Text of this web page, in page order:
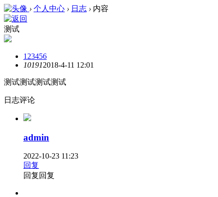
› 个人中心 › 日志 › 内容
测试
123456
101912018-4-11 12:01
测试测试测试测试
日志评论
admin
2022-10-23 11:23
回复
回复回复